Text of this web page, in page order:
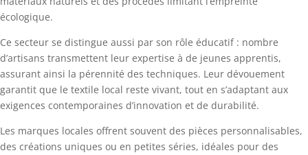
écologique.
Ce secteur se distingue aussi par son rôle éducatif : nombre
d’artisans transmettent leur expertise à de jeunes apprentis,
assurant ainsi la pérennité des techniques. Leur dévouement
garantit que le textile local reste vivant, tout en s’adaptant aux
exigences contemporaines d’innovation et de durabilité.
Les marques locales offrent souvent des pièces personnalisables,
des créations uniques ou en petites séries, idéales pour des